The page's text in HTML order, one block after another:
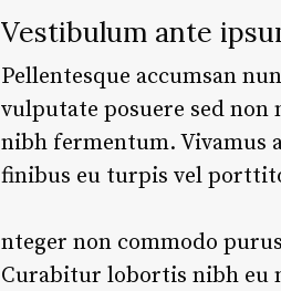
Vestibulum ante
Pellentesque accumsan
vulputate posuere sed non
nibh fermentum. Vivamus
finibus eu turpis vel
nteger non commodo
Curabitur lobortis nibh eu